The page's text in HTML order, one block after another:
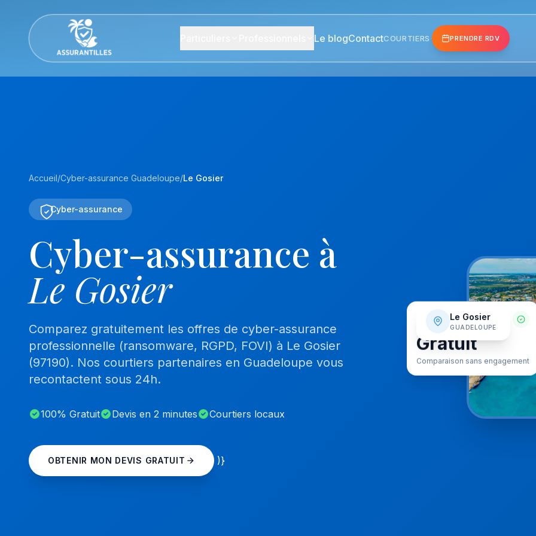
Le blogContactCOURTIERS · PRENDRE RDV
Accueil/Cyber-assurance Guadeloupe/Le Gosier
Cyber-assurance
Cyber-assurance à
Le Gosier
Comparez gratuitement les offres de cyber-assurance
professionnelle (ransomware, RGPD, FOVI) à Le Gosier
(97190). Nos courtiers partenaires en Guadeloupe vous
recontactent sous 24h.
100% Gratuit Devis en 2 minutes Courtiers locaux
OBTENIR MON DEVIS GRATUIT )}
SERVICE
Gratuit
Comparaison sans engagement
Le Gosier
GUADELOUPE